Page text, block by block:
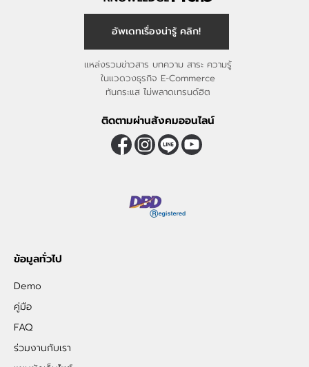
อัพเดทเรื่องน่ารู้ คลิก!
แหล่งรวมข่าวสาร บทความ สาระ ความรู้
ในแวดวงธุรกิจ E-Commerce
ทันกระแส ไม่พลาดเทรนด์ฮิต
ติดตามผ่านสังคมออนไลน์
ข้อมูลทั่วไป
Demo
คู่มือ
FAQ
ร่วมงานกับเรา